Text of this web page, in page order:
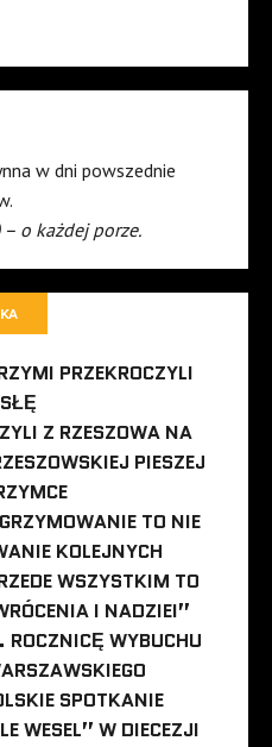
w dni powszednie
o każdej porze.
PRZEKROCZYLI
Z RZESZOWA NA
PIESZEJ
TO NIE
KOLEJNYCH
WSZYSTKIM TO
I NADZIEI”
WYBUCHU
SPOTKANIE
WESEL” W DIECEZJI